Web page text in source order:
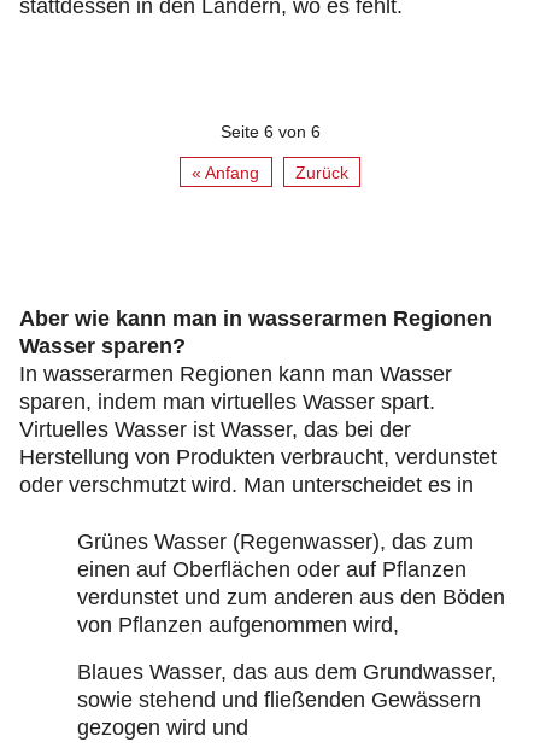
stattdessen in den Ländern, wo es fehlt.
Seite 6 von 6
« Anfang Zurück
Aber wie kann man in wasserarmen Regionen
Wasser sparen?
In wasserarmen Regionen kann man Wasser
sparen, indem man virtuelles Wasser spart.
Virtuelles Wasser ist Wasser, das bei der
Herstellung von Produkten verbraucht, verdunstet
oder verschmutzt wird. Man unterscheidet es in
Grünes Wasser (Regenwasser), das zum
einen auf Oberflächen oder auf Pflanzen
verdunstet und zum anderen aus den Böden
von Pflanzen aufgenommen wird,
Blaues Wasser, das aus dem Grundwasser,
sowie stehend und fließenden Gewässern
gezogen wird und